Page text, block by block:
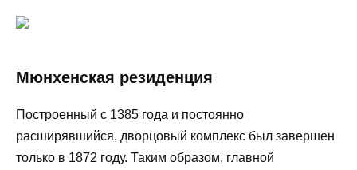
Мюнхенская резиденция
Построенный с 1385 года и постоянно
расширявшийся, дворцовый комплекс был завершен
только в 1872 году. Таким образом, главной